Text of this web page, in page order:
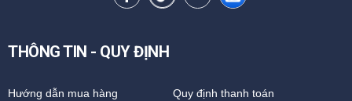
THÔNG TIN - QUY ĐỊNH
Hướng dẫn mua hàng Quy định thanh toán